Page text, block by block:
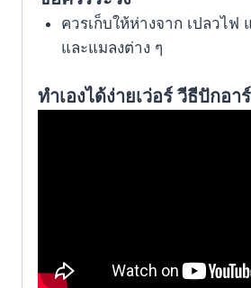
ควรเก็บให้ห่างจาก เปลวไ
และแมลงต่าง ๆ
ทำเองได้ง่ายเว่อร์ วีธีปักอา